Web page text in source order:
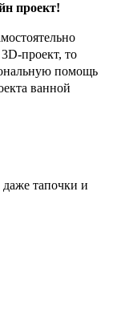
проект!
проект, то
помощь
ванной
даже тапочки и